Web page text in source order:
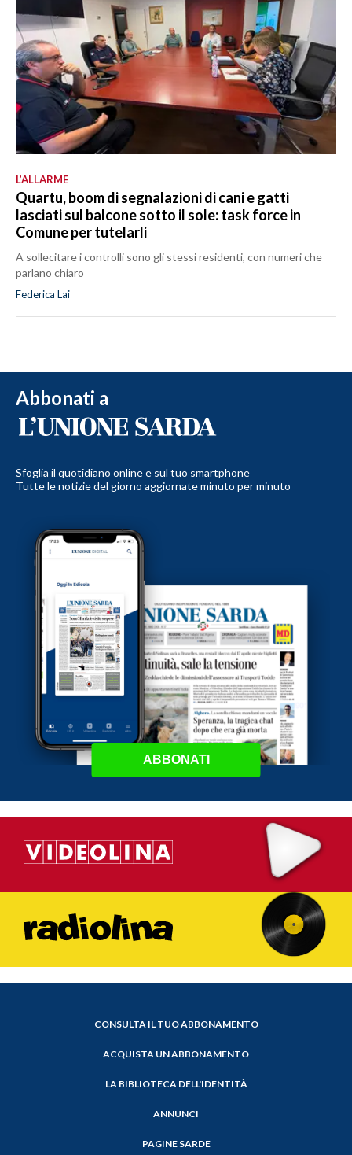
L’ALLARME
Quartu, boom di segnalazioni di cani e gatti
lasciati sul balcone sotto il sole: task force in
Comune per tutelarli
A sollecitare i controlli sono gli stessi residenti, con numeri che
parlano chiaro
Federica Lai
Abbonati a
Sfoglia il quotidiano online e sul tuo smartphone
Tutte le notizie del giorno aggiornate minuto per minuto
ABBONATI
CONSULTA IL TUO ABBONAMENTO
ACQUISTA UN ABBONAMENTO
LA BIBLIOTECA DELL'IDENTITÀ
ANNUNCI
PAGINE SARDE